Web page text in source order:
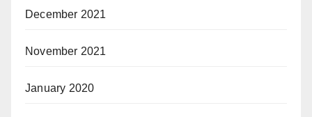
December 2021
November 2021
January 2020